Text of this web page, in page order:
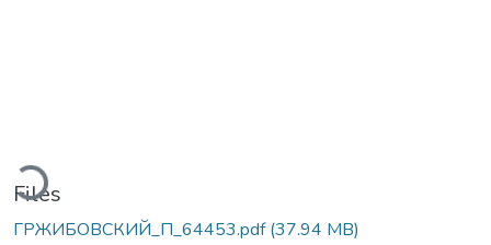
Files
ГРЖИБОВСКИЙ_П_64453.pdf(37.94 MB)